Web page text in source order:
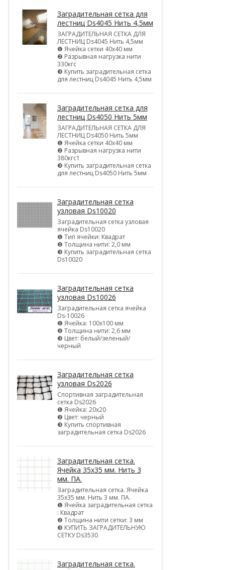
Заградительная сетка для
лестниц Ds4045 Нить 4,5мм
ЗАГРАДИТЕЛЬНАЯ СЕТКА ДЛЯ
ЛЕСТНИЦ Ds4045 Нить 4,5мм
❶ Ячейка сетки 40х40 мм
❷ Разрывная нагрузка нити
330кгс
❸ Купить заградительная сетка
для лестниц Ds4045 Нить 4,5мм
Заградительная сетка для
лестниц Ds4050 Нить 5мм
ЗАГРАДИТЕЛЬНАЯ СЕТКА ДЛЯ
ЛЕСТНИЦ Ds4050 Нить 5мм
❶ Ячейка сетки 40х40 мм
❷ Разрывная нагрузка нити
380кгс1
❸ Купить заградительная сетка
для лестниц Ds4050 Нить 5мм
Заградительная сетка
узловая Ds10020
Заградительная сетка узловая
ячейка Ds10020
❶ Тип ячейки: Квадрат
❷ Толщина нити: 2,0 мм
❸ Купить заградительная сетка
Ds10020
Заградительная сетка
узловая Ds10026
Заградительная сетка ячейка
Ds-10026
❶ Ячейка: 100х100 мм
❷ Толщина нити: 2,6 мм
❸ Цвет: белый/зеленый/
черный
Заградительная сетка
узловая Ds2026
Спортивная заградительная
сетка Ds2026
❶ Ячейка: 20х20
❷ Цвет: черный
❸ Купить спортивная
заградительная сетка Ds2026
Заградительная сетка.
Ячейка 35х35 мм. Нить 3
мм. ПА.
Заградительная сетка. Ячейка
35х35 мм. Нить 3 мм. ПА.
❶ Ячейка заградительная сетка
: Квадрат
❷ Толщина нити сетки: 3 мм
❸ КУПИТЬ ЗАГРАДИТЕЛЬНУЮ
СЕТКУ Ds3530
Заградительная сетка.